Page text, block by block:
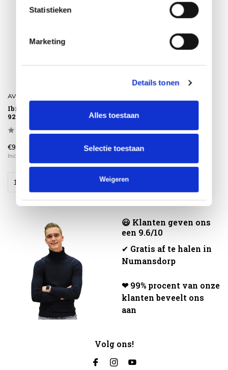
Statistieken
Marketing
Details tonen
Alles toestaan
Selectie toestaan
Weigeren
AVH-Collectie
Ibiza voetenbank
92x92xH43 cm wit grijs
€99,00
Incl. btw
😃 Klanten geven ons
een 9.6/10
✔ Gratis af te halen in
Numansdorp
❤ 99% procent van onze
klanten beveelt ons
aan
Volg ons!